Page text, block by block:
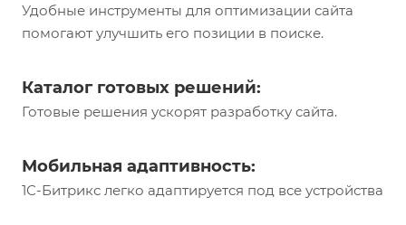
Удобные инструменты для оптимизации сайта
помогают улучшить его позиции в поиске.
Каталог готовых решений:
Готовые решения ускорят разработку сайта.
Мобильная адаптивность:
1С-Битрикс легко адаптируется под все устройства